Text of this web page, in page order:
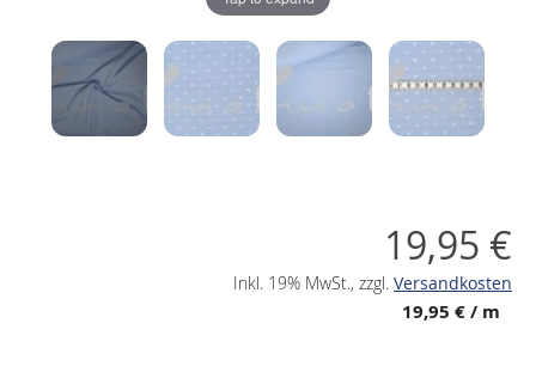
19,95 €
Inkl. 19% MwSt., zzgl. Versandkosten
19,95 €/ m